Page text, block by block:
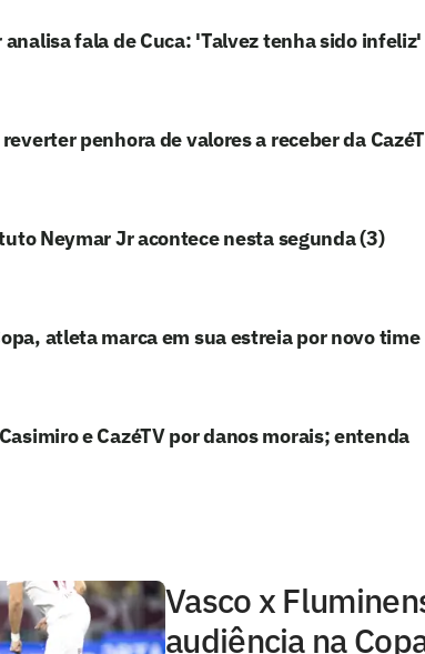
analisa fala de Cuca: 'Talvez tenha sido infeliz'
penhora de valores a receber da
Neymar Jr acontece nesta segunda (3)
atleta marca em sua estreia por novo time
e CazéTV por danos morais; entenda
Vasco x
audiência na